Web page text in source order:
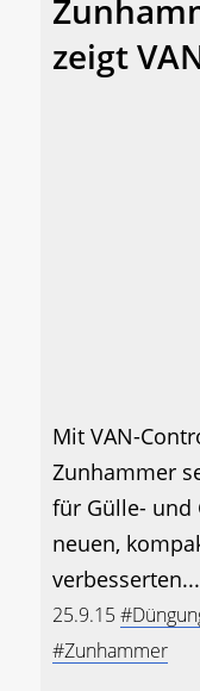
zeigt
Mit VAN-
Zunhammer
für Gülle- und
neuen,
verbesserten...
25.9.15
#Zunhammer